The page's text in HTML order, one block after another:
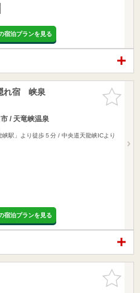
宿泊プランを見る
お気に入
りに追加
れ宿 峡泉
/ 天竜峡温泉
峡駅」より徒歩５分 / 中央道天龍峡ICより
宿泊プランを見る
お気に入
りに追加